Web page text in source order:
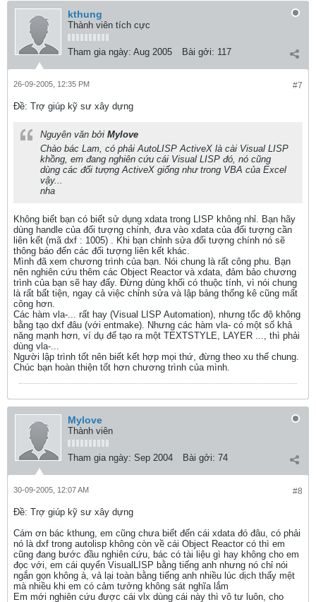
kthung
Thành viên tích cực
Tham gia ngày: Aug 2005 Bài gởi: 117
#7
26-09-2005, 12:35 PM
Ðề: Trợ giúp kỹ sư xây dựng
Nguyên văn bởi Mylove
Chào bác Lam, có phải AutoLISP ActiveX là cài Visual LISP
khồng, em đang nghiên cứu cái Visual LISP đó, nó cũng
dùng các đối tượng ActiveX giống như trong VBA của Excel
vậy...
nha
Không biết bạn có biết sử dụng xdata trong LISP không nhỉ. Bạn hãy
dùng handle của đối tượng chính, đưa vào xdata của đối tượng cần
liên kết (mã dxf : 1005) . Khi bạn chỉnh sửa đối tượng chính nó sẽ
thông báo đến các đối tượng liên kết khác.
Mình đã xem chương trình của bạn. Nói chung là rất công phu. Bạn
nên nghiên cứu thêm các Object Reactor và xdata, đảm bảo chương
trình của bạn sẽ hay đấy. Đừng dùng khối có thuộc tính, vì nói chung
là rất bất tiện, ngay cả việc chỉnh sửa và lập bảng thống kê cũng mất
công hơn.
Các hàm vla-... rất hay (Visual LISP Automation), nhưng tốc độ không
bằng tạo dxf đâu (với entmake). Nhưng các hàm vla- có một số khả
năng mạnh hơn, ví dụ để tạo ra một TEXTSTYLE, LAYER ..., thì phải
dùng vla-...
Người lập trình tốt nên biết kết hợp mọi thứ, đừng theo xu thế chung.
Chúc bạn hoàn thiện tốt hơn chương trình của mình.
Mylove
Thành viên
Tham gia ngày: Sep 2004 Bài gởi: 74
#8
30-09-2005, 12:07 AM
Ðề: Trợ giúp kỹ sư xây dựng
Cám ơn bác kthung, em cũng chưa biết đến cái xdata đó đâu, có phải
nó là dxf trong autolisp không còn về cái Object Reactor có thì em
cũng đang bước đầu nghiên cứu, bác có tài liệu gì hay không cho em
đọc với, em cái quyển VisualLISP bằng tiếng anh nhưng nó chỉ nói
ngắn gọn không à, vả lại toàn bằng tiếng anh nhiều lúc dịch thấy mệt
mà nhiều khi em có cảm tưởng không sát nghĩa lắm
Em mới nghiên cứu được cái vlx dùng cái này thì vô tư luôn, cho